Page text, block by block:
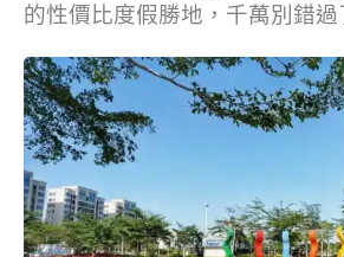
的性價比度假勝地，千萬別錯過